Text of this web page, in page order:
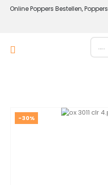
Online Poppers Bestellen,
-30%